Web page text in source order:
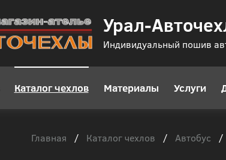
Урал-
Индивидуальный пошив
Каталог чехлов Материалы Услуги
Главная / Каталог чехлов / Автобус /